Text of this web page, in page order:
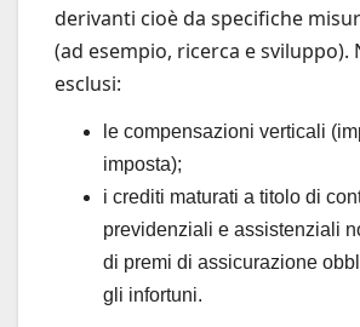
derivanti cioè da specifiche
(ad esempio, ricerca e sviluppo).
esclusi:
le compensazioni verticali
imposta);
i crediti maturati a titolo di
previdenziali e assistenziali
di premi di assicurazione
gli infortuni.